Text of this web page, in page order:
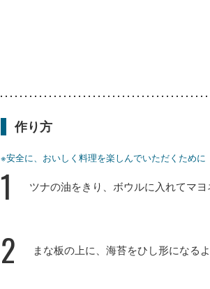
作り方
※安全に、おいしく料理を楽しんでいただくために
1 ツナの油をきり、ボウルに入れてマヨ
2 まな板の上に、海苔をひし形になる